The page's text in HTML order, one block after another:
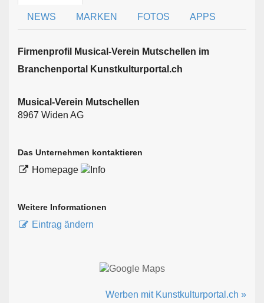
NEWS MARKEN FOTOS APPS
Firmen­profil Musical-Verein Mutschellen im
Branchen­portal Kunstkulturportal.ch
Musical-Verein Mutschellen
8967 Widen AG
Das Unternehmen kontaktieren
Homepage
Weitere Informationen
Eintrag ändern
Werben mit Kunstkulturportal.ch »